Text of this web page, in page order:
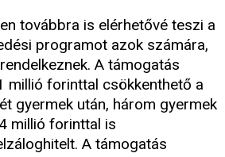
továbbra is elérhetővé teszi a
programot azok számára,
A támogatás
millió forinttal csökkenthető a
gyermek után, három gyermek
millió forinttal is
A támogatás